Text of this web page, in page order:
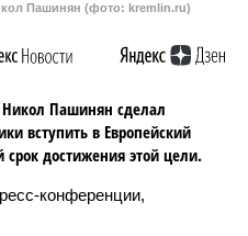
Пашинян (фото: kremlin.ru)
Никол Пашинян сделал
вступить в Европейский
достижения этой цели.
конференции,